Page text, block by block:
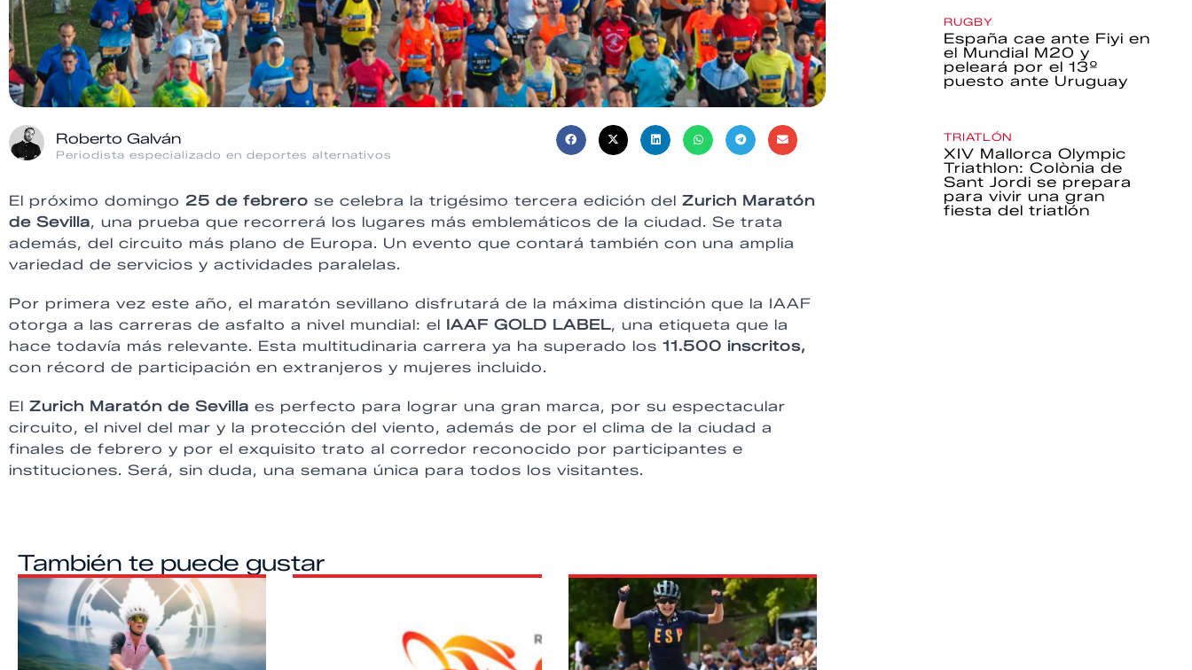
Roberto Galván
Periodista especializado en deportes alternativos
El próximo domingo 25 de febrero se celebra la trigésimo tercera edición del Zurich Maratón
de Sevilla, una prueba que recorrerá los lugares más emblemáticos de la ciudad. Se trata
además, del circuito más plano de Europa. Un evento que contará también con una amplia
variedad de servicios y actividades paralelas.
Por primera vez este año, el maratón sevillano disfrutará de la máxima distinción que la IAAF
otorga a las carreras de asfalto a nivel mundial: el IAAF GOLD LABEL, una etiqueta que la
hace todavía más relevante. Esta multitudinaria carrera ya ha superado los 11.500 inscritos,
con récord de participación en extranjeros y mujeres incluido.
El Zurich Maratón de Sevilla es perfecto para lograr una gran marca, por su espectacular
circuito, el nivel del mar y la protección del viento, además de por el clima de la ciudad a
finales de febrero y por el exquisito trato al corredor reconocido por participantes e
instituciones. Será, sin duda, una semana única para todos los visitantes.
También te puede gustar
RUGBY
España cae ante Fiyi en
el Mundial M20 y
peleará por el 13º
puesto ante Uruguay
TRIATLÓN
XIV Mallorca Olympic
Triathlon: Colònia de
Sant Jordi se prepara
para vivir una gran
fiesta del triatlón